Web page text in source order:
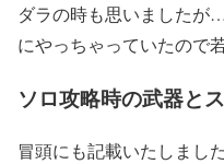
ダラの時も思いましたが
にやっちゃっていたので
ソロ攻略時の武器とス
冒頭にも記載いたしまし